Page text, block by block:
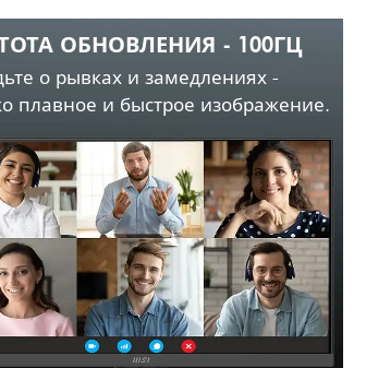
ОБНОВЛЕНИЯ - 100ГЦ
о рывках и замедлениях -
плавное и быстрое изображение.